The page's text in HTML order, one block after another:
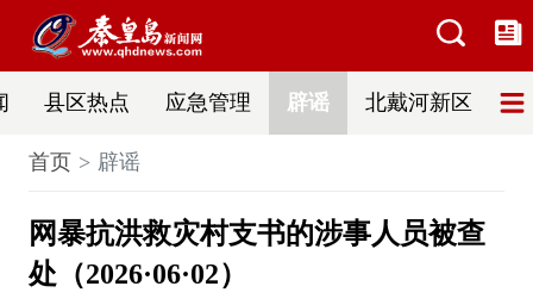
县区热点 应急管理 辟谣 北戴河新区
首页 辟谣
网暴抗洪救灾村支书的涉事人员被查
处（2026·06·02）